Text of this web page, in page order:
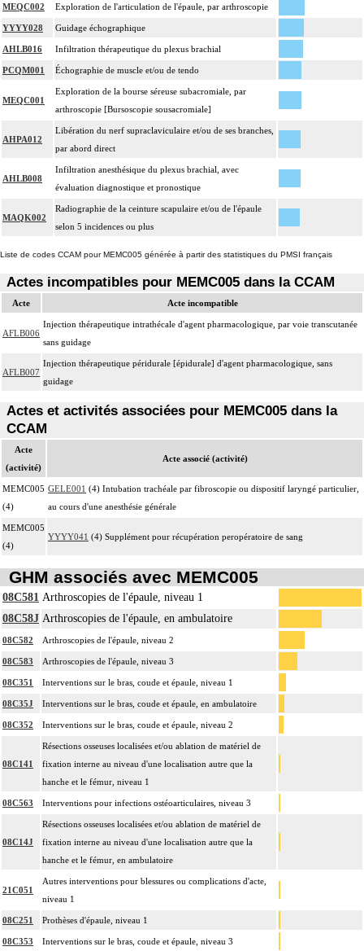
MEQC002 Exploration de l'articulation de l'épaule, par arthroscopie
YYYY028 Guidage échographique
AHLB016 Infiltration thérapeutique du plexus brachial
PCQM001 Échographie de muscle et/ou de tendo
MEQC001
Exploration de la bourse séreuse subacromiale, par
arthroscopie [Bursoscopie sousacromiale]
AHPA012
Libération du nerf supraclaviculaire et/ou de ses branches,
par abord direct
AHLB008
Infiltration anesthésique du plexus brachial, avec
évaluation diagnostique et pronostique
MAQK002
Radiographie de la ceinture scapulaire et/ou de l'épaule
selon 5 incidences ou plus
Liste de codes CCAM pour MEMC005 générée à partir des statistiques du PMSI français
Actes incompatibles pour MEMC005 dans la CCAM
Acte Acte incompatible
AFLB006
Injection thérapeutique intrathécale d'agent pharmacologique, par voie transcutanée
sans guidage
AFLB007
Injection thérapeutique péridurale [épidurale] d'agent pharmacologique, sans
guidage
Actes et activités associées pour MEMC005 dans la
CCAM
Acte
(activité)
Acte associé (activité)
MEMC005
(4)
GELE001 (4) Intubation trachéale par fibroscopie ou dispositif laryngé particulier,
au cours d'une anesthésie générale
MEMC005
(4)
YYYY041 (4) Supplément pour récupération peropératoire de sang
GHM associés avec MEMC005
08C581 Arthroscopies de l'épaule, niveau 1
08C58J Arthroscopies de l'épaule, en ambulatoire
08C582 Arthroscopies de l'épaule, niveau 2
08C583 Arthroscopies de l'épaule, niveau 3
08C351 Interventions sur le bras, coude et épaule, niveau 1
08C35J Interventions sur le bras, coude et épaule, en ambulatoire
08C352 Interventions sur le bras, coude et épaule, niveau 2
08C141
Résections osseuses localisées et/ou ablation de matériel de
fixation interne au niveau d'une localisation autre que la
hanche et le fémur, niveau 1
08C563 Interventions pour infections ostéoarticulaires, niveau 3
08C14J
Résections osseuses localisées et/ou ablation de matériel de
fixation interne au niveau d'une localisation autre que la
hanche et le fémur, en ambulatoire
21C051
Autres interventions pour blessures ou complications d'acte,
niveau 1
08C251 Prothèses d'épaule, niveau 1
08C353 Interventions sur le bras, coude et épaule, niveau 3